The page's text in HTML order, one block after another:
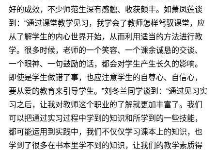
好的成效，不少师范生深有感触、收获颇丰。如萧凤莲谈
到：“通过课堂教学见习，我学会了教师怎样驾驭课堂，应
从了解学生的内心世界开始，从而利用适当的方法进行教
学。很多时候，老师的一个笑容、一个课余诚恳的交谈、
一个眼神、一句鼓励的话，都会对学生产生长久的影响。
即使是学生做错了事，也应注意学生的自尊心、自信心，
要从爱的教育来引导学生。”刘冬兰同学谈到：“通过见习实
习之后，让我对教师这个职业的了解就更加丰富了。我们
可以把通过实习过程中学到的知识和所学到的一些技能，
都可能运用到实践中，我们不仅仅学习课本上的知识，也
学到了很多在书本里学不到的知识，让我们的教学素质得